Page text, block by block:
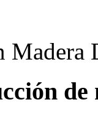
Madera
de